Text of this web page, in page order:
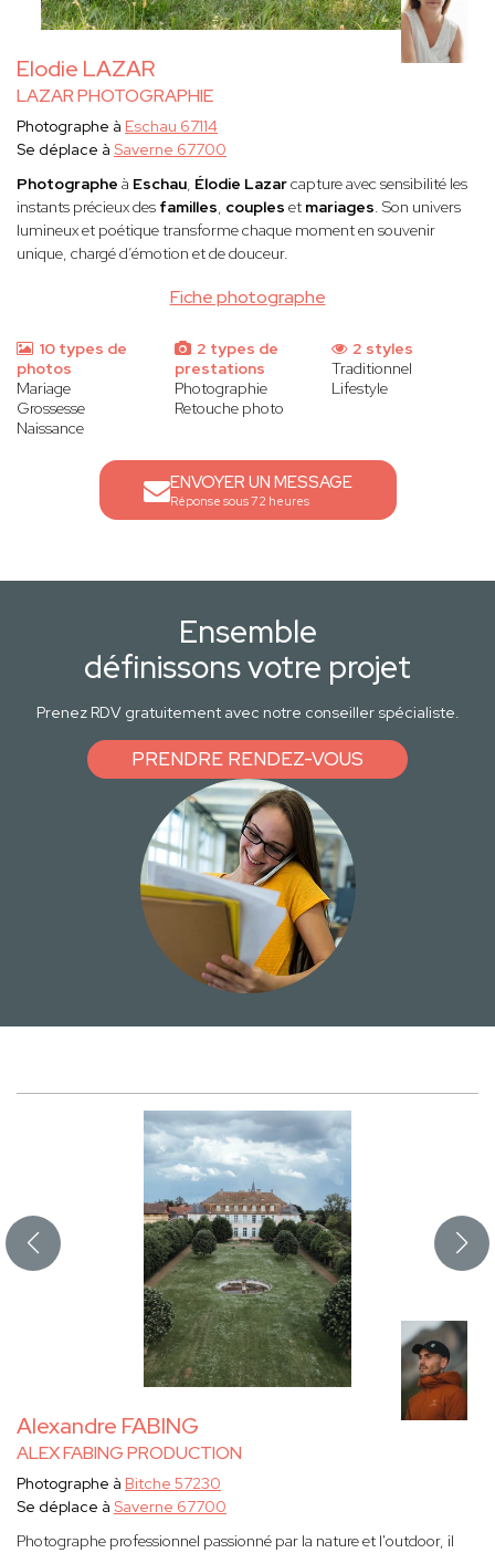
Elodie LAZAR
LAZAR PHOTOGRAPHIE
Fiche photographe
Photographe à Eschau 67114
Se déplace à Saverne 67700
Photographe à Eschau, Élodie Lazarcapture avec sensibilité les
instants précieux des familles, couples et mariages. Son univers
lumineux et poétique transforme chaque moment en souvenir
unique, chargé d’émotion et de douceur.
10 types de
photos
Mariage
Grossesse
Naissance
2 types de
prestations
Photographie
Retouche photo
2 styles
Traditionnel
Lifestyle
ENVOYER UN MESSAGE
Réponse sous 72 heures
Ensemble
définissons votre projet
Prenez RDV gratuitement avec notre conseiller spécialiste.
PRENDRE RENDEZ-VOUS
Alexandre FABING
ALEX FABING PRODUCTION
Photographe à Bitche 57230
Se déplace à Saverne 67700
Photographe professionnel passionné par la nature et l'outdoor, il